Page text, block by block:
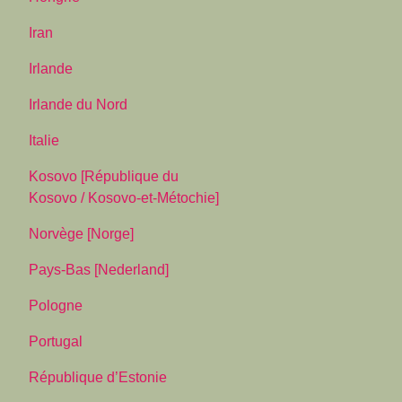
Iran
Irlande
Irlande du Nord
Italie
Kosovo [République du
Kosovo / Kosovo-et-Métochie]
Norvège [Norge]
Pays-Bas [Nederland]
Pologne
Portugal
République d’Estonie